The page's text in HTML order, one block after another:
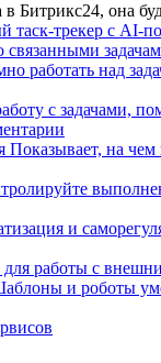
в Битрикс24, она
таск-трекер с AI-
связанными
работать над
с задачами,
Показывает, на
и
для работы с
и роботы